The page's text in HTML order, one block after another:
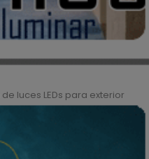
luces LEDs para exterior